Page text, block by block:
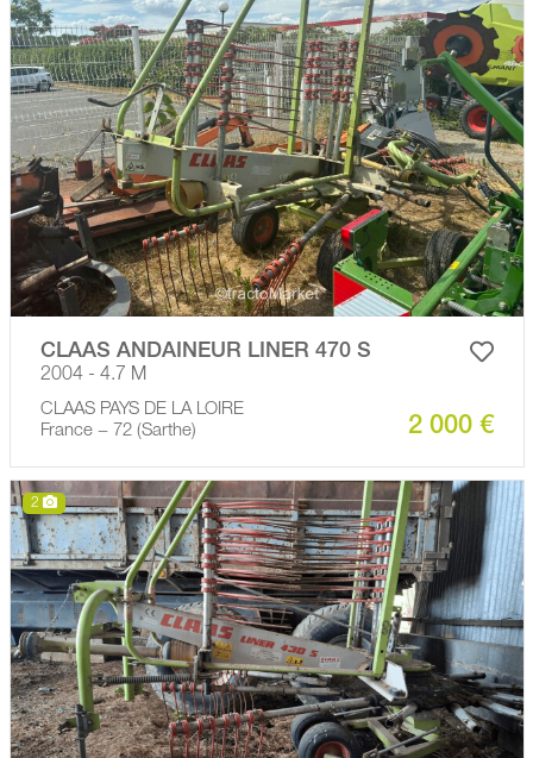
CLAAS ANDAINEUR LINER 470 S
2004 - 4.7 M
CLAAS PAYS DE LA LOIRE
France − 72 (Sarthe)
2 000 €
2